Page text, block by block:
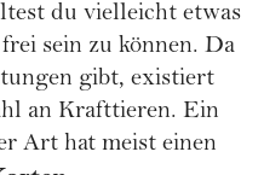
du vielleicht etwas
sein zu können. Da
gibt, existiert
an Krafttieren. Ein
Art hat meist einen